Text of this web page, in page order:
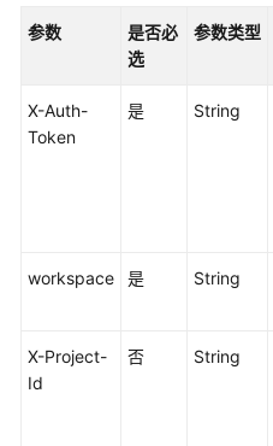
API（V1）
据
开
理
API
参数
是否必
选
参数类型
X-Auth-
Token
是 String
workspace 是 String
X-Project-
Id
否 String